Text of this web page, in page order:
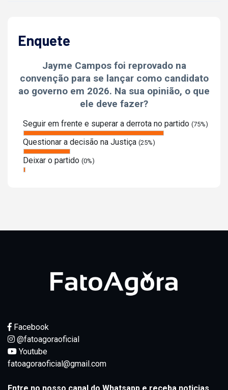
Enquete
Jayme Campos foi reprovado na
convenção para se lançar como candidato
ao governo em 2026. Na sua opinião, o que
ele deve fazer?
Seguir em frente e superar a derrota no partido (75%)
Questionar a decisão na Justiça (25%)
Deixar o partido (0%)
Facebook
@fatoagoraoficial
Youtube
fatoagoraoficial@gmail.com